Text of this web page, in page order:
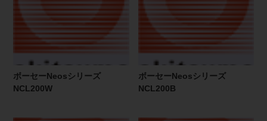
ボーセーNeosシリーズ
NCL200W
ボーセーNeosシリーズ
NCL200B